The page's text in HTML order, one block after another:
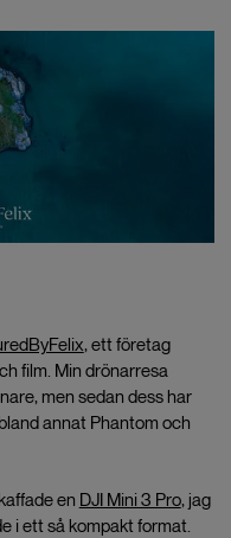
, ett företag
film. Min drönarresa
men sedan dess har
annat Phantom och
en DJI Mini 3 Pro, jag
i ett så kompakt format.